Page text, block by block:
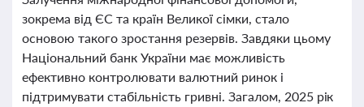
зокрема від ЄС та країн Великої сімки, стало
основою такого зростання резервів. Завдяки цьому
Національний банк України має можливість
ефективно контролювати валютний ринок і
підтримувати стабільність гривні. Загалом, 2025 рік